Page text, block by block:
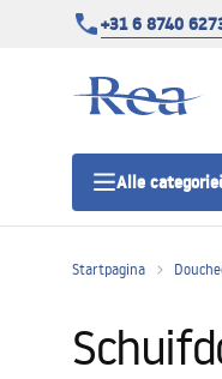
+31 6 8740
Alle
Startpagina